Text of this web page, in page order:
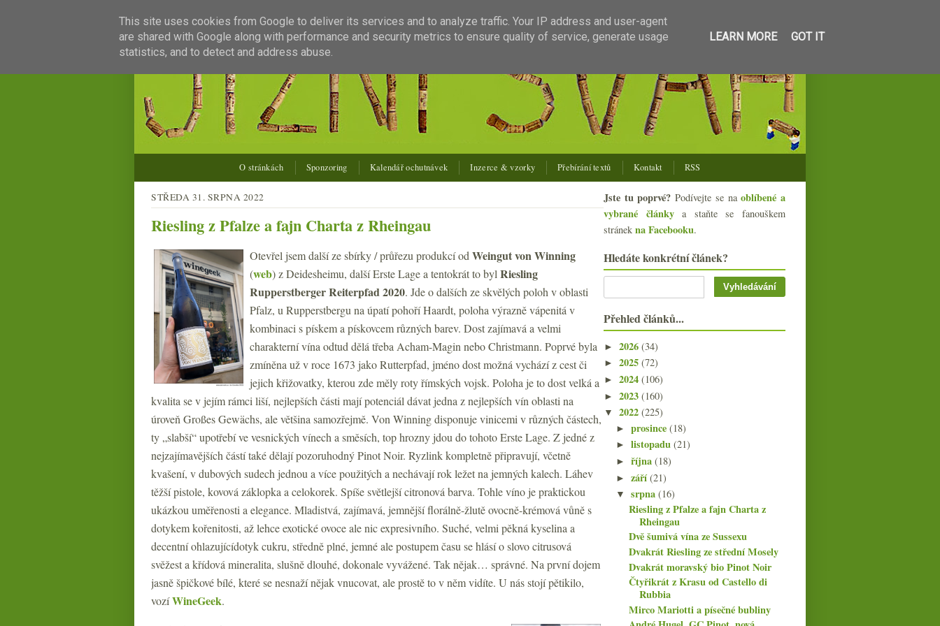
O stránkách Sponzoring Kalendář ochutnávek Inzerce & vzorky Přebírání textů Kontakt RSS
STŘEDA 31. SRPNA 2022
Riesling z Pfalze a fajn Charta z Rheingau
Otevřel jsem další ze sbírky / průřezu produkcí od Weingut von Winning
(web) z Deidesheimu, další Erste Lage a tentokrát to byl Riesling
RupperstbergerReiterpfad 2020. Jde o dalších ze skvělých poloh v oblasti
Pfalz, u Rupperstbergu na úpatí pohoří Haardt, poloha výrazně vápenitá v
kombinaci s pískem a pískovcem různých barev. Dost zajímavá a velmi
charakterní vína odtud dělá třeba Acham-Magin nebo Christmann. Poprvé byla
zmíněna už v roce 1673 jako Rutterpfad, jméno dost možná vychází z cest či
jejich křižovatky, kterou zde měly roty římských vojsk. Poloha je to dost velká a
kvalita se v jejím rámci liší, nejlepších části mají potenciál dávat jedna z nejlepších vín oblasti na
úroveň Großes Gewächs, ale většina samozřejmě. Von Winning disponuje vinicemi v různých částech,
ty „slabší“ upotřebí ve vesnických vínech a směsích, top hrozny jdou do tohoto Erste Lage. Z jedné z
nejzajímavějších částí také dělají pozoruhodný Pinot Noir. Ryzlink kompletně připravují, včetně
kvašení, v dubových sudech jednou a více použitých a nechávají rok ležet na jemných kalech. Láhev
těžší pistole, kovová záklopka a celokorek. Spíše světlejší citronová barva. Tohle víno je praktickou
ukázkou uměřenosti a elegance. Mladistvá, zajímavá, jemnější florálně-žlutě ovocně-krémová vůně s
dotykem kořenitosti, až lehce exotické ovoce ale nic expresivního. Suché, velmi pěkná kyselina a
decentní ohlazujícídotyk cukru, středně plné, jemné ale postupem času se hlásí o slovo citrusová
svěžest a křídová mineralita, slušně dlouhé, dokonale vyvážené. Tak nějak… správné. Na první dojem
jasně špičkové bílé, které se nesnaží nějak vnucovat, ale prostě to v něm vidíte. U nás stojí pětikilo,
vozíWineGeek.
Jste tu poprvé? Podívejte se naoblíbené a
vybrané článkya staňte se fanouškem
stránek na Facebooku.
Hledáte konkrétní článek?
Přehled článků...
► 2026 (34)
► 2025 (72)
► 2024 (106)
► 2023 (160)
▼ 2022 (225)
►prosince(18)
►listopadu(21)
►října(18)
►září(21)
▼srpna(16)
Riesling z Pfalze a fajn Charta z
Rheingau
Dvě šumivá vína ze Sussexu
Dvakrát Riesling ze střední Mosely
Dvakrát moravský bio Pinot Noir
Čtyřikrát z Krasu od Castello di
Rubbia
Mirco Mariotti a písečné bubliny
This site uses cookies from Google to deliver its services and to analyze traffic. Your IP address and user-agent
are shared with Google along with performance and security metrics to ensure quality of service, generate usage
statistics, and to detect and address abuse.
LEARN MORE GOT IT